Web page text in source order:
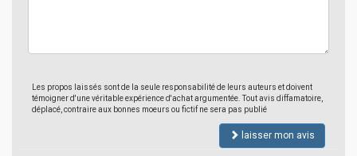
Les propos laissés sont de la seule responsabilité de leurs auteurs et doivent
témoigner d'une véritable expérience d'achat argumentée. Tout avis diffamatoire,
déplacé, contraire aux bonnes moeurs ou fictif ne sera pas publié
laisser mon avis